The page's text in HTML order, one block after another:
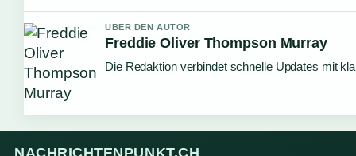
UBER DEN AUTOR
Freddie Oliver Thompson Murray
Die Redaktion verbindet schnelle Updates mit
NACHRICHTENPUNKT.CH